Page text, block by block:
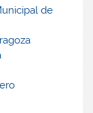
de